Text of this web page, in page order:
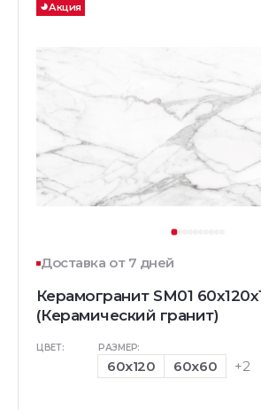
Акция
Доставка от 7 дней
Керамогранит SM01
(Керамический гранит)
ЦВЕТ: РАЗМЕР:
60x120 60x60 +2